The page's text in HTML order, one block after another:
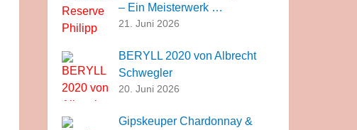
– Ein Meisterwerk …
21. Juni 2026
BERYLL 2020 von Albrecht
Schwegler
20. Juni 2026
Gipskeuper Chardonnay &